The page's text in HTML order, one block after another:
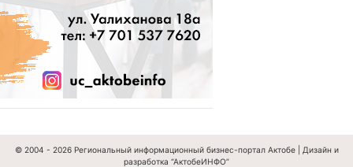
© 2004 - 2026 Региональный информационный бизнес-портал Актобе
Дизайн и
разработка “АктобеИНФО”